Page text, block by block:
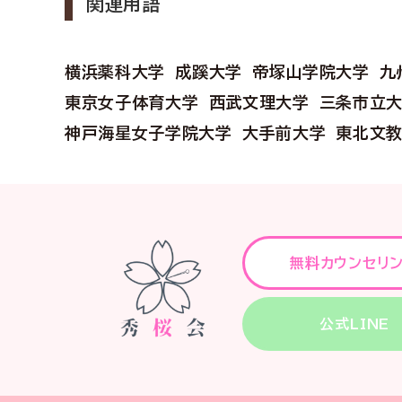
関連用語
横浜薬科大学 成蹊大学 帝塚山学院大学
九
東京女子体育大学
西武文理大学
三条市立
神戸海星女子学院大学
大手前大学 東北文
無料カウンセリ
公式LINE